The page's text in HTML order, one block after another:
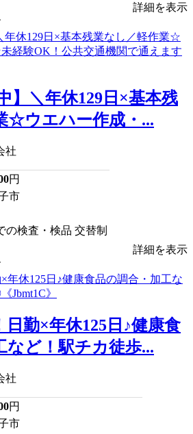
詳細を表示
】＼年休129日×基本残
☆ウエハー作成・...
社
円
市
の検査・検品 交替制
詳細を表示
日勤×年休125日♪健康食
など！駅チカ徒歩...
社
円
市